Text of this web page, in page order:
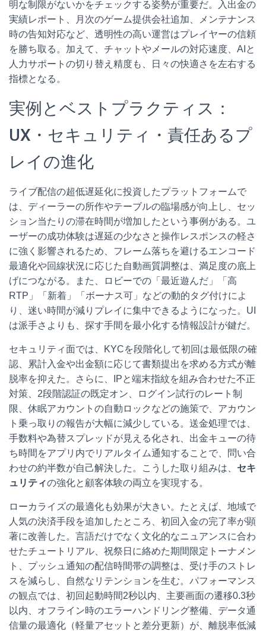
明な制限がないかをチェックする姿勢が重要だ。入出金の
実績レポート、月次のゲーム提供会社追加、メンテナンス
時の告知対応など、透明性の高い運営はプレイヤーの信頼
を勝ち取る。加えて、チャットやメールの対応速度、AIと
人力サポートの切り替え精度も、日々の快適さを左右する
指標となる。
実例とベストプラクティス：
UX・セキュリティ・責任あるプ
レイの進化
ライブ配信の超低遅延化に投資したプラットフォームで
は、ディーラーの所作やテーブルの臨場感が向上し、セッ
ション当たりの滞在時間が増加したという事例がある。ユ
ーザーの成功体験は遅延の少なさと操作レスポンスの軽さ
に強く影響されるため、フレーム落ちを避けるエンコード
最適化や回線状況に応じた自動画質調整は、満足度の底上
げにつながる。また、ロビーでの「最近遊んだ」「高
RTP」「新着」「ボーナス可」などの動的タグ付けによ
り、迷い時間が減りプレイに集中できるようになった。UI
は派手さよりも、探す手間を最小化する情報設計が鍵だ。
セキュリティ面では、KYCを段階化して初回は最低限の確
認、累計入金や出金額に応じて書類提出を求める方式が離
脱率を抑えた。さらに、IPと端末指紋を組み合わせた不正
対策、2段階認証の既定オン、ログイン試行のレート制
限、休眠アカウントの自動ロックなどの施策で、アカウン
ト乗っ取りの報告が大幅に減少している。送金処理では、
手数料や為替スプレッドが見える化され、出金キューの待
ち時間をアプリ内でリアルタイム通知することで、問い合
わせの約半数が自己解決した。こうした取り組みは、 セキ
ュリティの強化と顧客体験の両立を実現する。
ローカライズの最適化も効果が大きい。たとえば、地域で
人気の決済手段を追加したところ、初回入金の完了率が顕
著に改善した。言語だけでなく文化的なニュアンスに合わ
せたチュートリアル、祝祭日に絡めた期間限定トーナメン
ト、プッシュ通知の配信時間帯の調整は、受け手のストレ
スを減らし、自然なリテンションを生む。パフォーマンス
の観点では、初回起動時間2秒以内、主要画面の遷移0.3秒
以内、オフライン時のエラーハンドリング整備、データ通
信量の最適化（軽量アセットと差分更新）が、離脱率低減